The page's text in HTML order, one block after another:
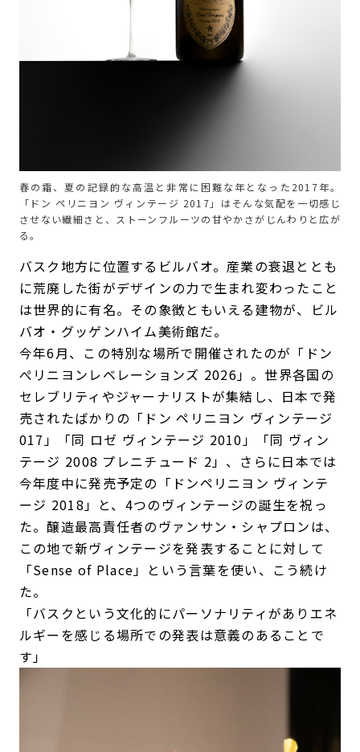
春の霜、夏の記録的な高温と非常に困難な年となった2017年。
「ドン ペリニヨン ヴィンテージ 2017」はそんな気配を一切感じ
させない繊細さと、ストーンフルーツの甘やかさがじんわりと広が
る。
バスク地方に位置するビルバオ。産業の衰退ととも
に荒廃した街がデザインの力で生まれ変わったこと
は世界的に有名。その象徴ともいえる建物が、ビル
バオ・グッゲンハイム美術館だ。
今年6月、この特別な場所で開催されたのが「ドン
ぺリニヨンレベレーションズ 2026」。世界各国の
セレブリティやジャーナリストが集結し、日本で発
売されたばかりの「ドン ペリニヨン ヴィンテージ
017」「同 ロゼ ヴィンテージ 2010」「同 ヴィン
テージ 2008 プレニチュード 2」、さらに日本では
今年度中に発売予定の「ドンペリニヨン ヴィンテ
ージ 2018」と、4つのヴィンテージの誕生を祝っ
た。醸造最高責任者のヴァンサン・シャプロンは、
この地で新ヴィンテージを発表することに対して
「Sense of Place」という言葉を使い、こう続け
た。
「バスクという文化的にパーソナリティがありエネ
ルギーを感じる場所での発表は意義のあることで
す」